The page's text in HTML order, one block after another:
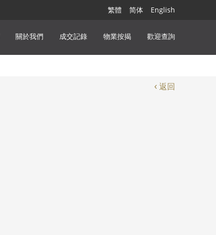
繁體 简体 English
關於我們 成交記錄 物業按揭 歡迎查詢
‹ 返回